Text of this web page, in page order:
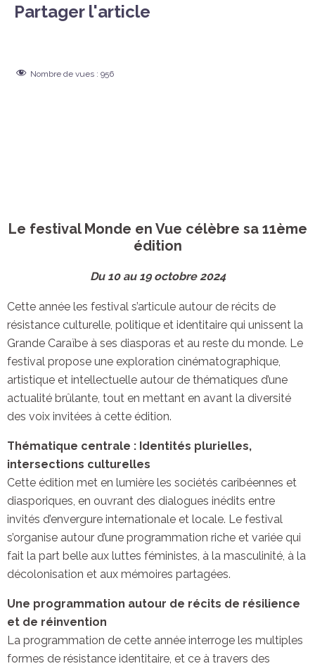
Partager l'article
Nombre de vues : 956
Le festival Monde en Vue célèbre sa 11ème
édition
Du 10 au 19 octobre 2024
Cette année les festival s’articule autour de récits de
résistance culturelle, politique et identitaire qui unissent la
Grande Caraïbe à ses diasporas et au reste du monde. Le
festival propose une exploration cinématographique,
artistique et intellectuelle autour de thématiques d’une
actualité brûlante, tout en mettant en avant la diversité
des voix invitées à cette édition.
Thématique centrale : Identités plurielles,
intersections culturelles
Cette édition met en lumière les sociétés caribéennes et
diasporiques, en ouvrant des dialogues inédits entre
invités d’envergure internationale et locale. Le festival
s’organise autour d’une programmation riche et variée qui
fait la part belle aux luttes féministes, à la masculinité, à la
décolonisation et aux mémoires partagées.
Une programmation autour de récits de résilience
et de réinvention
La programmation de cette année interroge les multiples
formes de résistance identitaire, et ce à travers des